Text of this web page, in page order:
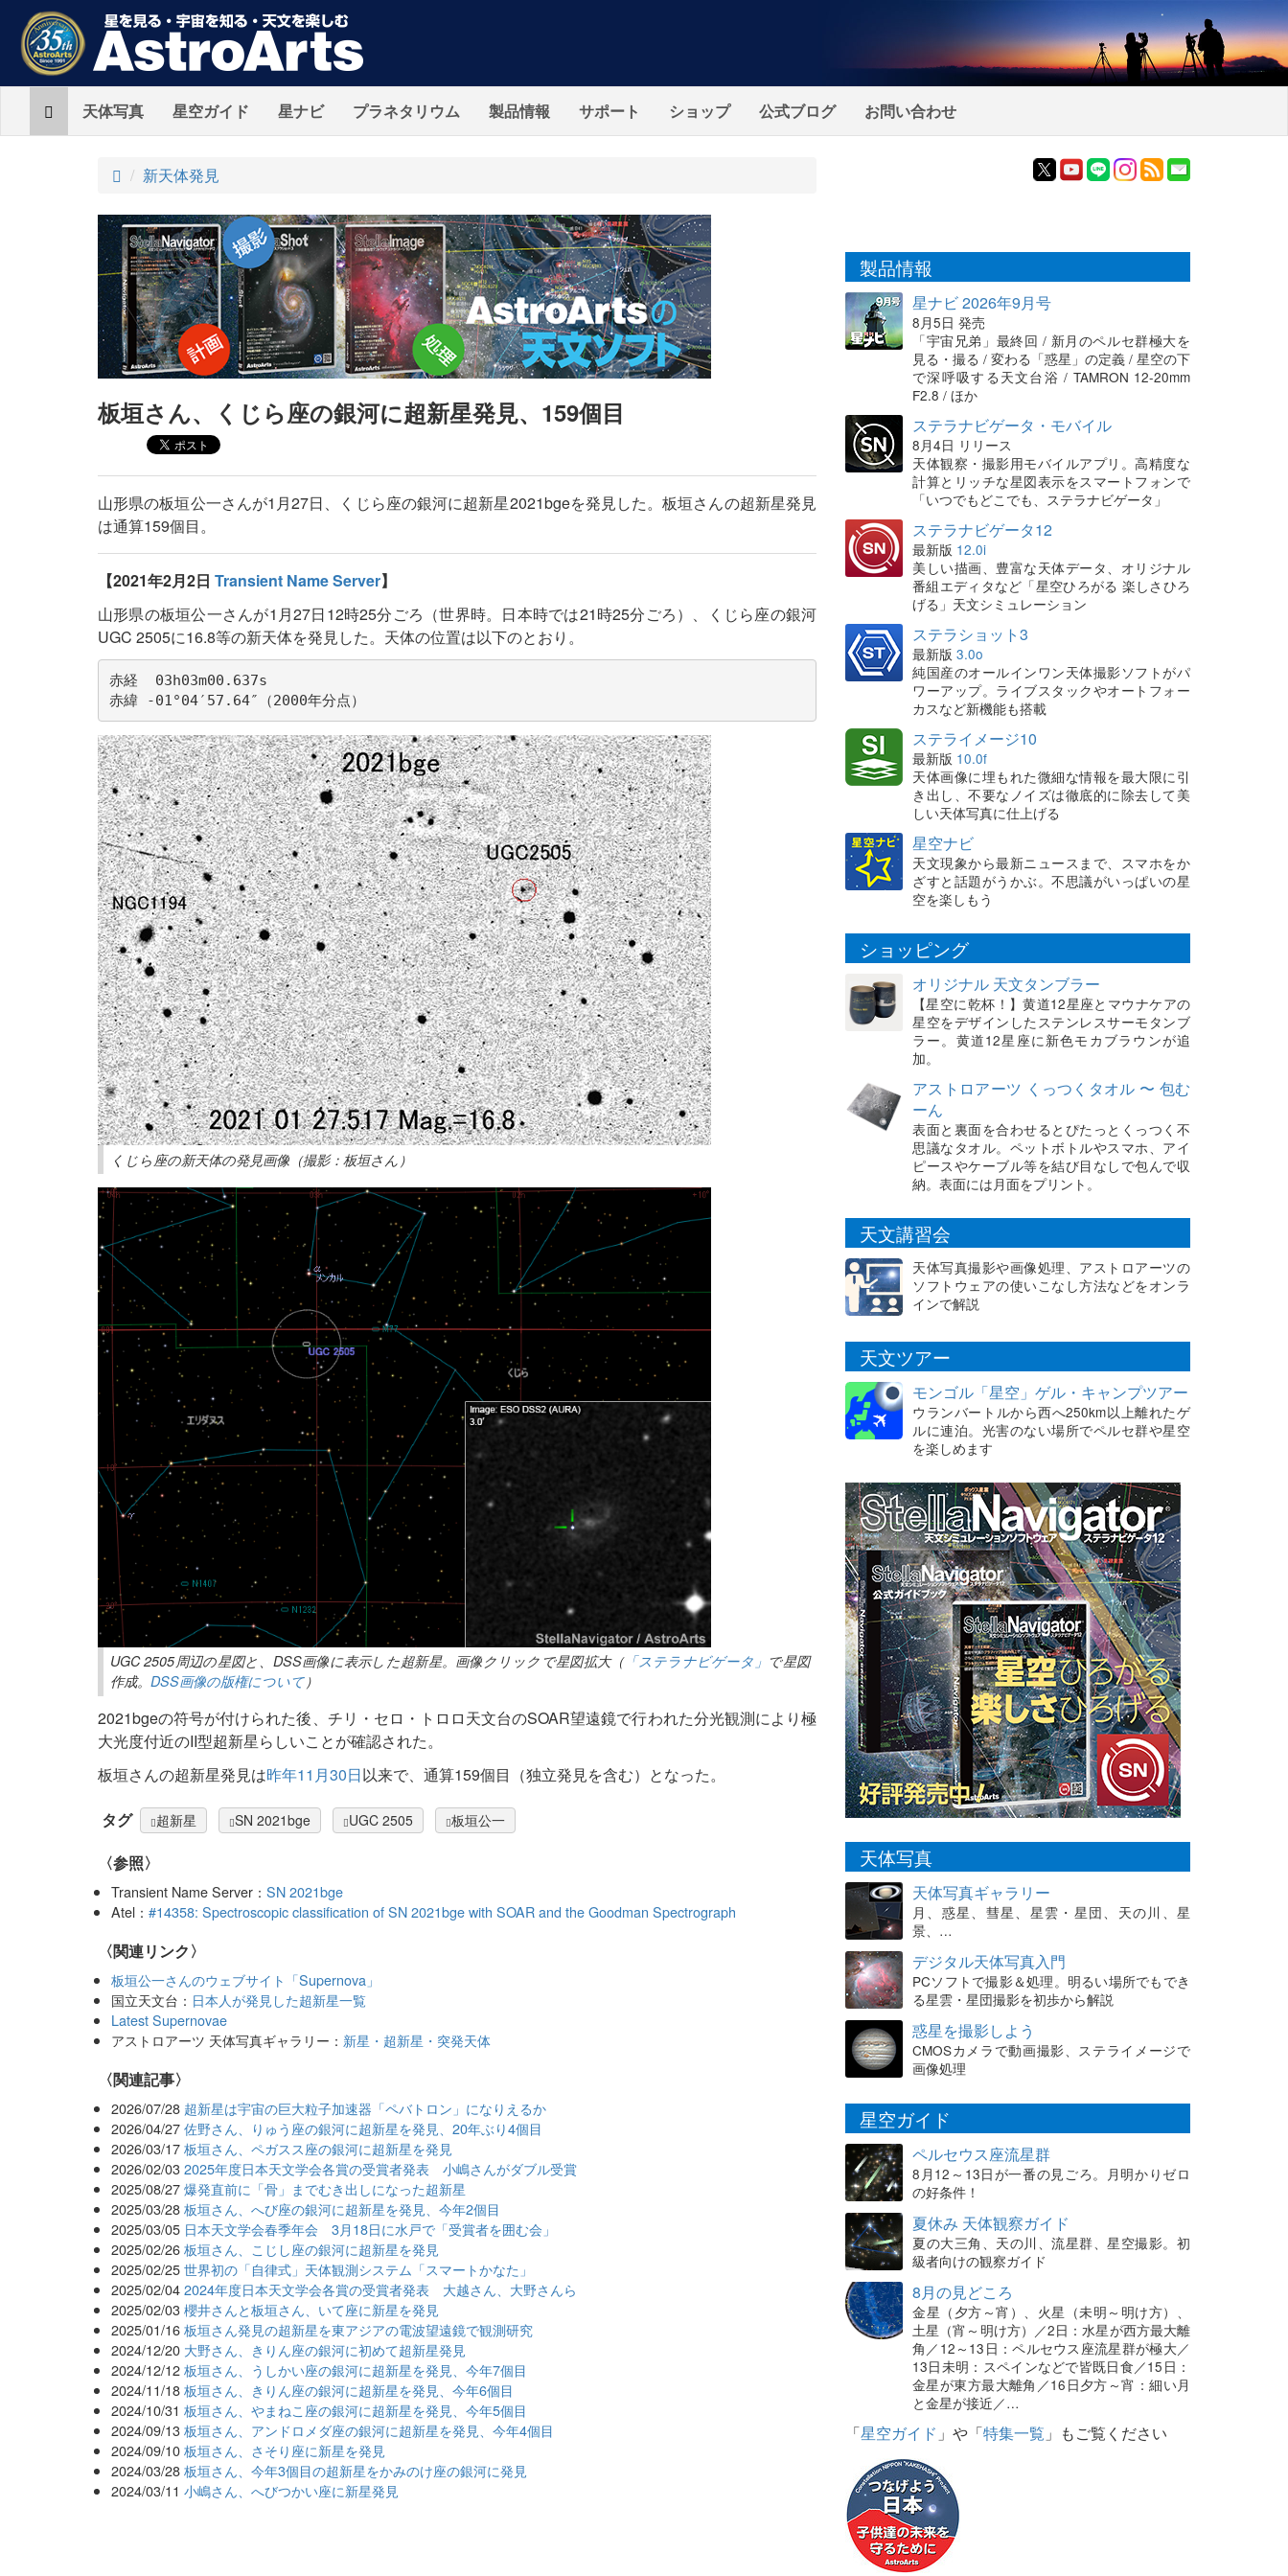
Home天体写真 星空ガイド 星ナビ プラネタリウム 製品情報 サポート ショップ 公式ブログ お問い合わせ
ト
プ
新天体発見
板垣さん、くじら座の銀河に超新星発見、159個目
山形県の板垣公一さんが1月27日、くじら座の銀河に超新星2021bgeを発見した。板垣さんの超新星発見
は通算159個目。
【2021年2月2日 Transient Name Server】
山形県の板垣公一さんが1月27日12時25分ごろ（世界時。日本時では21時25分ごろ）、くじら座の銀河
UGC 2505に16.8等の新天体を発見した。天体の位置は以下のとおり。
赤経  03h03m00.637s
赤緯 -01°04′57.64″（2000年分点）
くじら座の新天体の発見画像（撮影：板垣さん）
UGC 2505周辺の星図と、DSS画像に表示した超新星。画像クリックで星図拡大（「ステラナビゲータ」 で星図
作成。DSS画像の版権について）
2021bgeの符号が付けられた後、チリ・セロ・トロロ天文台のSOAR望遠鏡で行われた分光観測により極
大光度付近のII型超新星らしいことが確認された。
板垣さんの超新星発見は昨年11月30日以来で、通算159個目（独立発見を含む）となった。
タグ 超新星 SN 2021bge UGC 2505 板垣公一
〈参照〉
Transient Name Server：SN 2021bge
Atel：#14358: Spectroscopic classification of SN 2021bge with SOAR and the Goodman Spectrograph
〈関連リンク〉
板垣公一さんのウェブサイト「Supernova」
国立天文台： 日本人が発見した超新星一覧
Latest Supernovae
アストロアーツ 天体写真ギャラリー： 新星・超新星・突発天体
関連記事
2026/07/28 超新星は宇宙の巨大粒子加速器「ペバトロン」になりえるか
2026/04/27 佐野さん、りゅう座の銀河に超新星を発見、20年ぶり4個目
2026/03/17 板垣さん、ペガスス座の銀河に超新星を発見
2026/02/03 2025年度日本天文学会各賞の受賞者発表 小嶋さんがダブル受賞
2025/08/27 爆発直前に「骨」までむき出しになった超新星
2025/03/28 板垣さん、へび座の銀河に超新星を発見、今年2個目
2025/03/05 日本天文学会春季年会 3月18日に水戸で「受賞者を囲む会」
2025/02/26 板垣さん、こじし座の銀河に超新星を発見
2025/02/25 世界初の「自律式」天体観測システム「スマートかなた」
2025/02/04 2024年度日本天文学会各賞の受賞者発表 大越さん、大野さんら
2025/02/03 櫻井さんと板垣さん、いて座に新星を発見
2025/01/16 板垣さん発見の超新星を東アジアの電波望遠鏡で観測研究
2024/12/20 大野さん、きりん座の銀河に初めて超新星発見
2024/12/12 板垣さん、うしかい座の銀河に超新星を発見、今年7個目
2024/11/18 板垣さん、きりん座の銀河に超新星を発見、今年6個目
2024/10/31 板垣さん、やまねこ座の銀河に超新星を発見、今年5個目
2024/09/13 板垣さん、アンドロメダ座の銀河に超新星を発見、今年4個目
2024/09/10 板垣さん、さそり座に新星を発見
2024/03/28 板垣さん、今年3個目の超新星をかみのけ座の銀河に発見
2024/03/11 小嶋さん、へびつかい座に新星発見
製品情報
星ナビ 2026年9月号
8月5日 発売
「宇宙兄弟」最終回 / 新月のペルセ群極大を
見る・撮る / 変わる「惑星」の定義 / 星空の下
で深呼吸する天文台浴 / TAMRON 12-20mm
F2.8 / ほか
ステラナビゲータ・モバイル
8月4日 リリース
天体観察・撮影用モバイルアプリ。高精度な
計算とリッチな星図表示をスマートフォンで
「いつでもどこでも、ステラナビゲータ」
ステラナビゲータ12
最新版 12.0i
美しい描画、豊富な天体データ、オリジナル
番組エディタなど「星空ひろがる 楽しさひろ
げる」天文シミュレーション
ステラショット3
最新版 3.0o
純国産のオールインワン天体撮影ソフトがパ
ワーアップ。ライブスタックやオートフォー
カスなど新機能も搭載
ステライメージ10
最新版 10.0f
天体画像に埋もれた微細な情報を最大限に引
き出し、不要なノイズは徹底的に除去して美
しい天体写真に仕上げる
星空ナビ
天文現象から最新ニュースまで、スマホをか
ざすと話題がうかぶ。不思議がいっぱいの星
空を楽しもう
ショッピング
オリジナル 天文タンブラー
【星空に乾杯！】黄道12星座とマウナケアの
星空をデザインしたステンレスサーモタンブ
ラー。黄道12星座に新色モカブラウンが追
加。
アストロアーツ くっつくタオル 〜 包む
ーん
表面と裏面を合わせるとぴたっとくっつく不
思議なタオル。ペットボトルやスマホ、アイ
ピースやケーブル等を結び目なしで包んで収
納。表面には月面をプリント。
天文講習会
天体写真撮影や画像処理、アストロアーツの
ソフトウェアの使いこなし方法などをオンラ
インで解説
天文ツアー
モンゴル「星空」ゲル・キャンプツアー
ウランバートルから西へ250km以上離れたゲ
ルに連泊。光害のない場所でペルセ群や星空
を楽しめます
天体写真
天体写真ギャラリー
月、惑星、彗星、星雲・星団、天の川、星
景、…
デジタル天体写真入門
PCソフトで撮影＆処理。明るい場所でもでき
る星雲・星団撮影を初歩から解説
惑星を撮影しよう
CMOSカメラで動画撮影、ステライメージで
画像処理
星空ガイド
ペルセウス座流星群
8月12～13日が一番の見ごろ。月明かりゼロ
の好条件！
夏休み 天体観察ガイド
夏の大三角、天の川、流星群、星空撮影。初
級者向けの観察ガイド
8月の見どころ
金星（夕方～宵）、火星（未明～明け方）、
土星（宵～明け方）／2日：水星が西方最大離
角／12～13日：ペルセウス座流星群が極大／
13日未明：スペインなどで皆既日食／15日：
金星が東方最大離角／16日夕方～宵：細い月
と金星が接近／…
「星空ガイド 」や「特集一覧 」もご覧ください